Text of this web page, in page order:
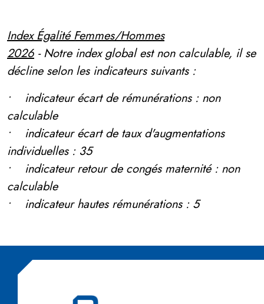
Index Égalité Femmes/Hommes
2026 -Notre index global est non calculable, il se
décline selon les indicateurs suivants :
• indicateur écart de rémunérations : non
calculable
• indicateur écart de taux d'augmentations
individuelles : 35
• indicateur retour de congés maternité : non
calculable
• indicateur hautes rémunérations : 5